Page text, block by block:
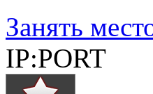
Занять
IP:PORT